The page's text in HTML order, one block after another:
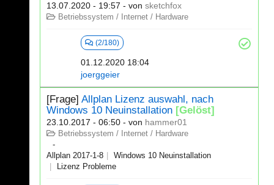
13.07.2020 - 19:57 - von sketchfox
Betriebssystem / Internet / Hardware
(2/180)
01.12.2020 18:04
joerggeier
[Frage] Allplan Lizenz auswahl, nach
Windows 10 Neuinstallation [Gelöst]
23.10.2017 - 06:50 - von hammer01
Betriebssystem / Internet / Hardware
Allplan 2017-1-8
Windows 10 Neuinstallation
Lizenz Probleme